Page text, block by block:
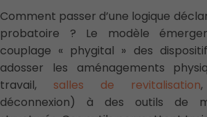
Comment passer d’une logique
probatoire ? Le modèle
couplage « phygital » des
adosser les aménagements
travail, salles de revitalisation
déconnexion) à des outils de